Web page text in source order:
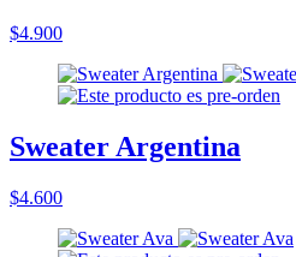
$4.900
Sweater Argentina
$4.600